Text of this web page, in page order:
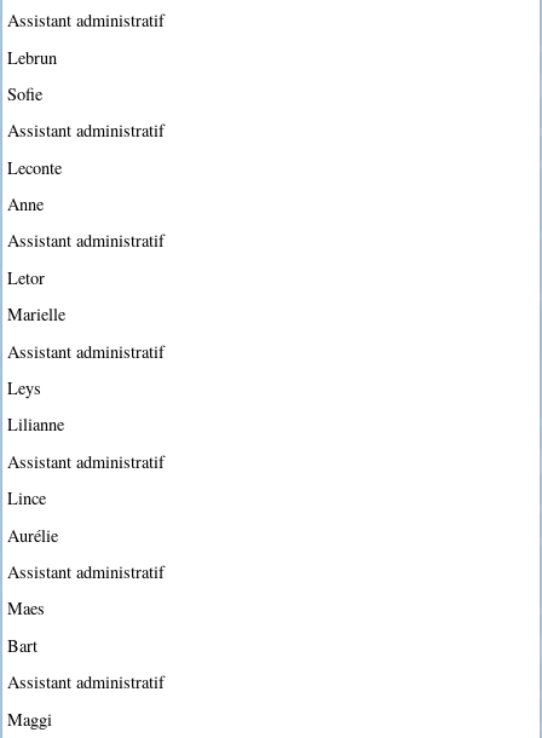
Assistant administratif
Lebrun
Sofie
Assistant administratif
Leconte
Anne
Assistant administratif
Letor
Marielle
Assistant administratif
Leys
Lilianne
Assistant administratif
Lince
Aurélie
Assistant administratif
Maes
Bart
Assistant administratif
Maggi